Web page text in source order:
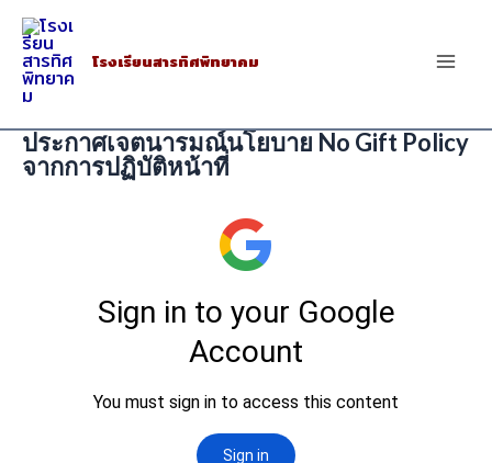
Skip
content
โรงเรียนสารทิศพิทยาคม
ประกาศเจตนารมณ์นโยบาย No Gift Policy
จากการปฏิบัติหน้าที่